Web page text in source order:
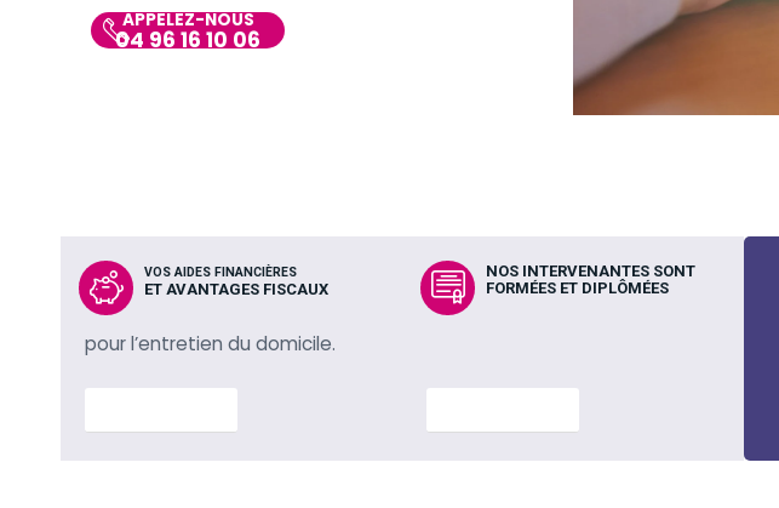
APPELEZ-NOUS
04 96 16 10 06
VOS AIDES FINANCIÈRES
ET AVANTAGES FISCAUX
pour l’entretien du domicile.
NOS INTERVENANTES SONT
FORMÉES ET DIPLÔMÉES